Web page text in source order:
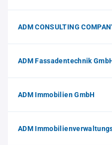
ADM CONSULTING
ADM Fassadentechnik
ADM Immobilien GmbH
ADM